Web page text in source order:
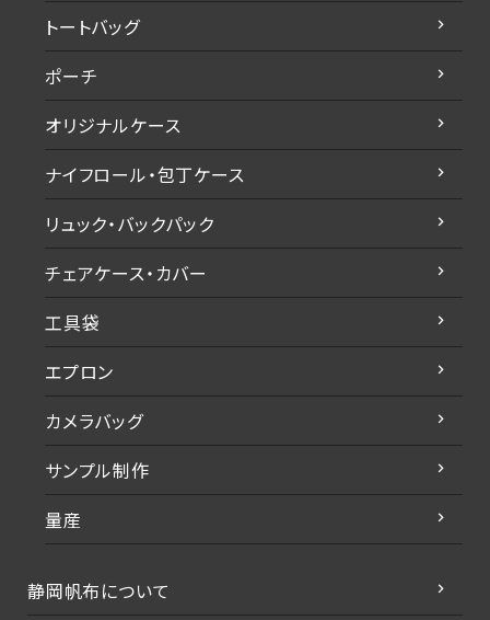
トートバッグ
ポーチ
オリジナルケース
ナイフロール・包丁ケース
リュック・バックパック
チェアケース・カバー
工具袋
エプロン
カメラバッグ
サンプル制作
量産
静岡帆布について